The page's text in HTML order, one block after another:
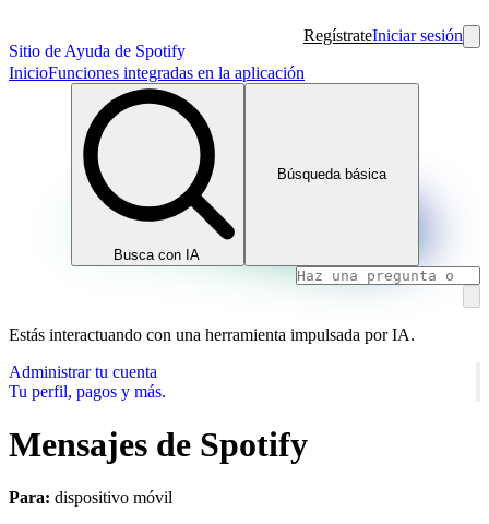
Sitio de Ayuda de Spotify
RegístrateIniciar sesión
InicioFunciones integradas en la aplicación
Busca con IA
Búsqueda básica
Estás interactuando con una herramienta impulsada por IA.
Administrar tu cuenta
Tu perfil, pagos y más.
Mensajes de Spotify
Para: dispositivo móvil